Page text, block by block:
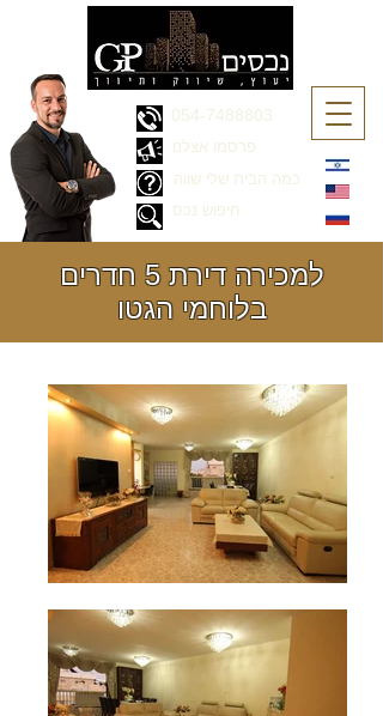
054-7488803
כמה הבית שלי שווה
פרסמו אצלנו
חיפוש נכס
למכירה דירת 5 חדרים
בלוחמי הגטו